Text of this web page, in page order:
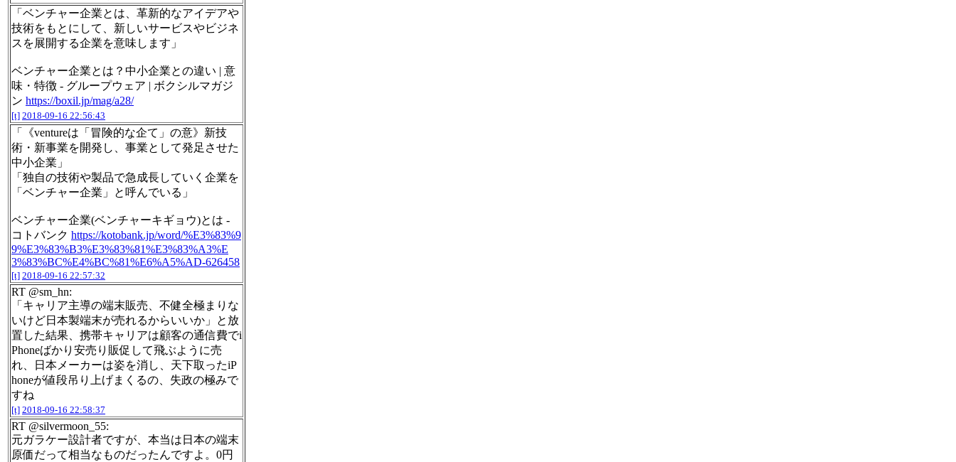
「ベンチャー企業とは、革新的なアイデアや
技術をもとにして、新しいサービスやビジネ
スを展開する企業を意味します」
ベンチャー企業とは？中小企業との違い | 意
味・特徴 - グループウェア | ボクシルマガジ
ン https://boxil.jp/mag/a28/
[t] 2018-09-16 22:56:43
「《ventureは「冒険的な企て」の意》新技
術・新事業を開発し、事業として発足させた
中小企業」
「独自の技術や製品で急成長していく企業を
「ベンチャー企業」と呼んでいる」
ベンチャー企業(ベンチャーキギョウ)とは -
コトバンク https://kotobank.jp/word/%E3%83%9
9%E3%83%B3%E3%83%81%E3%83%A3%E
3%83%BC%E4%BC%81%E6%A5%AD-626458
[t] 2018-09-16 22:57:32
RT @sm_hn:
「キャリア主導の端末販売、不健全極まりな
いけど日本製端末が売れるからいいか」と放
置した結果、携帯キャリアは顧客の通信費でi
Phoneばかり安売り販促して飛ぶように売
れ、日本メーカーは姿を消し、天下取ったiP
honeが値段吊り上げまくるの、失政の極みで
すね
[t] 2018-09-16 22:58:37
RT @silvermoon_55:
元ガラケー設計者ですが、本当は日本の端末
原価だって相当なものだったんですよ。0円